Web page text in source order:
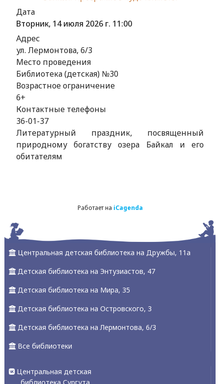
Дата
Вторник, 14 июля 2026 г. 11:00
Адрес
ул. Лермонтова, 6/3
Место проведения
Библиотека (детская) №30
Возрастное ограничение
6+
Контактные телефоны
36-01-37
Литературный праздник, посвященный
природному богатству озера Байкал и его
обитателям
Работает на iCagenda
Центральная детская библиотека на Дружбы, 11а
Детская библиотека на Энтузиастов, 47
Детская библиотека на Мира, 35
Детская библиотека на Островского, 3
Детская библиотека на Лермонтова, 6/3
Все библиотеки
Центральная детская